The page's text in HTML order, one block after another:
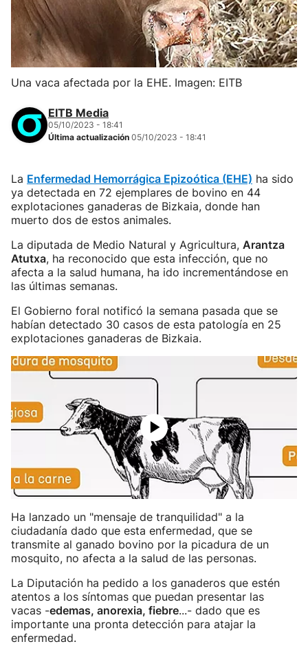
Una vaca afectada por la EHE. Imagen: EITB
EITB Media
05/10/2023 - 18:41
Última actualización 05/10/2023 - 18:41
La Enfermedad Hemorrágica Epizoótica (EHE) ha sido
ya detectada en 72 ejemplares de bovino en 44
explotaciones ganaderas de Bizkaia, donde han
muerto dos de estos animales.
La diputada de Medio Natural y Agricultura, Arantza
Atutxa, ha reconocido que esta infección, que no
afecta a la salud humana, ha ido incrementándose en
las últimas semanas.
El Gobierno foral notificó la semana pasada que se
habían detectado 30 casos de esta patología en 25
explotaciones ganaderas de Bizkaia.
Ha lanzado un "mensaje de tranquilidad" a la
ciudadanía dado que esta enfermedad, que se
transmite al ganado bovino por la picadura de un
mosquito, no afecta a la salud de las personas.
La Diputación ha pedido a los ganaderos que estén
atentos a los síntomas que puedan presentar las
vacas -edemas, anorexia, fiebre...- dado que es
importante una pronta detección para atajar la
enfermedad.